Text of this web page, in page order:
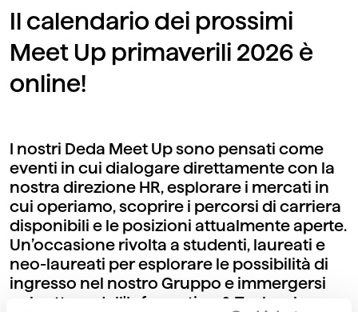
Il calendario dei prossimi
Meet Up primaverili 2026 è
online!
I nostri Deda Meet Up sono pensati come
eventi in cui dialogare direttamente con la
nostra direzione HR, esplorare i mercati in
cui operiamo, scoprire i percorsi di carriera
disponibili e le posizioni attualmente aperte.
Un’occasione rivolta a studenti, laureati e
neo-laureati per esplorare le possibilità di
ingresso nel nostro Gruppo e immergersi
nel settore dell'Information & Technology.